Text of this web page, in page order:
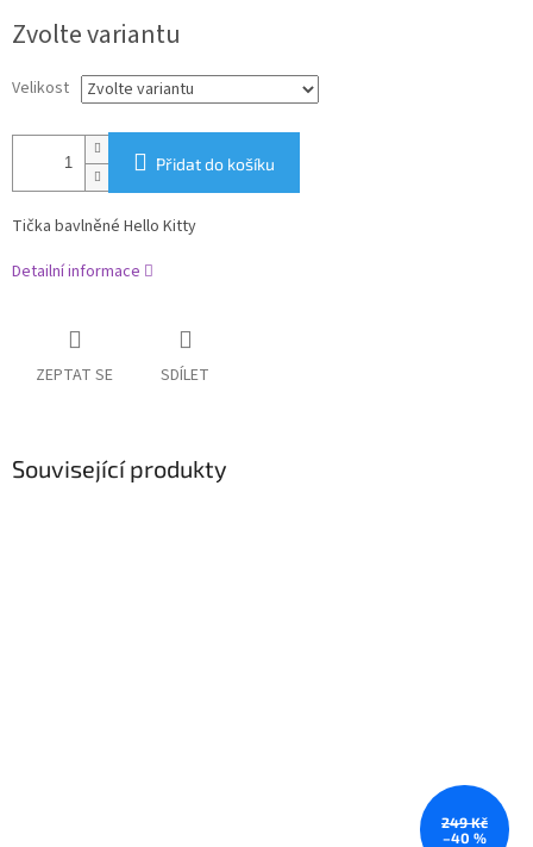
cena:
Zvolte variantu
Velikost
Přidat do košíku
Tička bavlněné Hello Kitty
Detailní informace
ZEPTAT SE SDÍLET
Související produkty
249 Kč
–40 %